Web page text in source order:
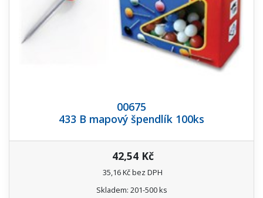
00675
433 B mapový špendlík 100ks
42,54 Kč
35,16 Kč bez DPH
Skladem: 201-500 ks